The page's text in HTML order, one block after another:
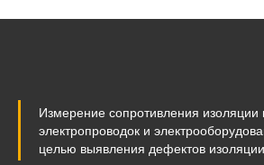
Измерение сопротивления изоляции
электропроводок и
целью выявления дефектов изоляции.